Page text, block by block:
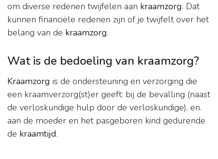
om diverse redenen twijfelen aan kraamzorg. Dat
kunnen financiële redenen zijn of je twijfelt over het
belang van de kraamzorg.
Wat is de bedoeling van kraamzorg?
Kraamzorg is de ondersteuning en verzorging die
een kraamverzorg(st)er geeft: bij de bevalling (naast
de verloskundige hulp door de verloskundige), en.
aan de moeder en het pasgeboren kind gedurende
de kraamtijd.